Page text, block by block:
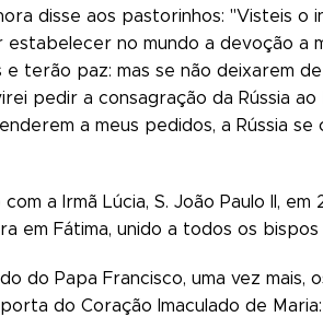
disse aos pastorinhos: "Visteis
estabelecer no mundo a devoção a
e terão paz: mas se não deixarem
pedir a consagração da Rússia
a meus pedidos, a Rússia
a Irmã Lúcia, S. João Paulo II,
em Fátima, unido a todos os bispos
do Papa Francisco, uma vez
do Coração Imaculado de